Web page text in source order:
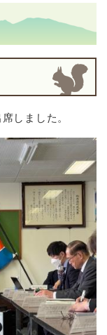
しました。